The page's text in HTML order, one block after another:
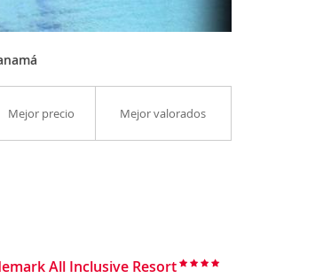
Mejor precio Mejor valorados
All Inclusive Resort